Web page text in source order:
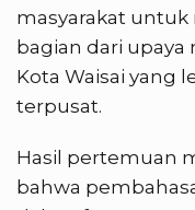
masyarakat
bagian dari
Kota Waisai yang
terpusat.
Hasil pertemuan
bahwa